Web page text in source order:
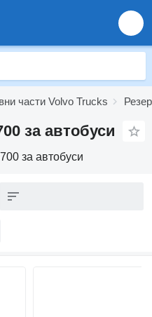
части Volvo Trucks
за автобуси
за автобуси